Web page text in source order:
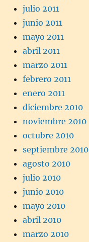
julio 2011
junio 2011
mayo 2011
abril 2011
marzo 2011
febrero 2011
enero 2011
diciembre 2010
noviembre 2010
octubre 2010
septiembre 2010
agosto 2010
julio 2010
junio 2010
mayo 2010
abril 2010
marzo 2010